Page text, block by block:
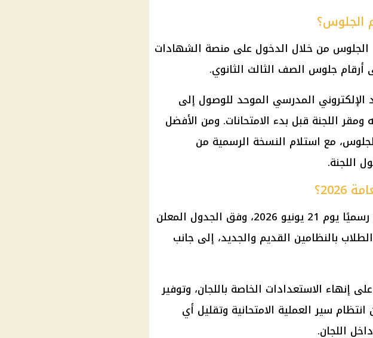
الجلوس؟
الجلوس من خلال الدخول على منصة الشهادات
أرقام جلوس الصف الثالث الثانوي.
الإلكتروني المدرسي الموحد للوصول إلى
ومقر اللجنة قبل بدء الامتحانات. ومن الأفضل
مع استلام النسخة الرسمية من
اللجنة.
رسميًا يوم 21 يونيو 2026، وفق الجدول المعلن
بالنظامين القديم والجديد، إلى جانب
إنهاء الاستعدادات الخاصة باللجان، وتوفير
سير العملية الامتحانية وتقليل أي
اللجان.